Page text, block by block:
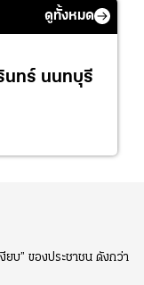
อย่างต่อเนื่อง
ดูทั้งหมด
นทร์ นนทบุรี
บ” ของประชาชน ดังกว่า